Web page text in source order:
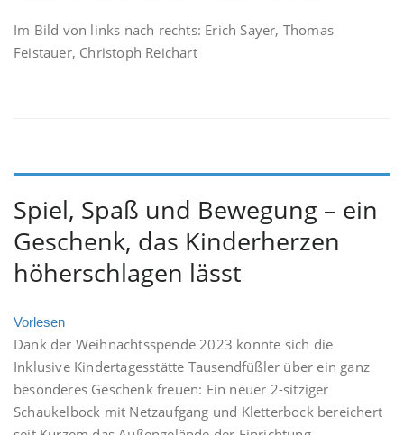
Im Bild von links nach rechts: Erich Sayer, Thomas
Feistauer, Christoph Reichart
Spiel, Spaß und Bewegung – ein
Geschenk, das Kinderherzen
höherschlagen lässt
Vorlesen
Dank der Weihnachtsspende 2023 konnte sich die
Inklusive Kindertagesstätte Tausendfüßler über ein ganz
besonderes Geschenk freuen: Ein neuer 2-sitziger
Schaukelbock mit Netzaufgang und Kletterbock bereichert